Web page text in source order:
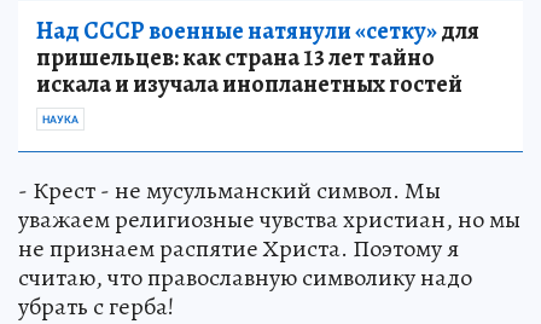
Над СССР военные натянули «сетку»для
пришельцев: как страна 13 лет тайно
искала и изучала инопланетных гостей
НАУКА
- Крест - не мусульманский символ. Мы
уважаем религиозные чувства христиан, но мы
не признаем распятие Христа. Поэтому я
считаю, что православную символику надо
убрать с герба!